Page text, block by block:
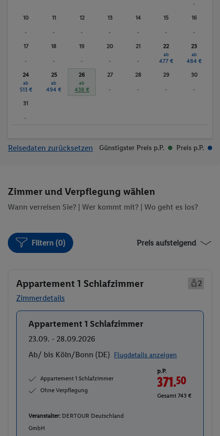
-
10
-
11
-
12
-
13
-
14
-
15
-
16
-
17
-
18
-
19
-
20
-
21
-
22
ab
477 €
23
ab
484 €
24
ab
513 €
25
ab
494 €
26
ab
438 €
27
-
28
-
29
-
30
-
31
-
Reisedaten zurücksetzen Günstigster Preis p.P. Preis p.P.
Zimmer und Verpflegung wählen
Wann verreisen Sie? | Wer kommt mit? | Wo geht es los?
Filtern (0) Preis aufsteigend
Appartement 1 Schlafzimmer
2
Zimmerdetails
Buchen
Appartement 1 Schlafzimmer
23.09. - 28.09.2026
Ab/ bis Köln/Bonn (DE) Flugdetails anzeigen
Appartement 1 Schlafzimmer
Ohne Verpflegung
p.P.
371.50
Gesamt 743 €
Veranstalter: DERTOUR Deutschland
GmbH